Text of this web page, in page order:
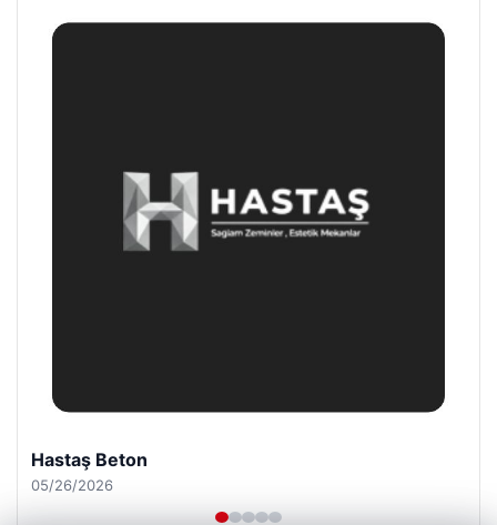
Prenses Night Club
04/29/2026